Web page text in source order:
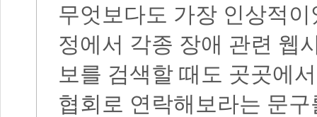
무엇보다도 가장 인상적
정에서 각종 장애 관련 웹
보를 검색할 때도 곳곳에
협회로 연락해보라는 문